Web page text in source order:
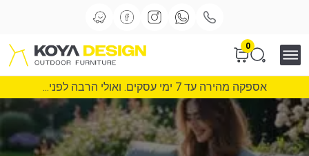
0
אספקה מהירה עד 7 ימי עסקים. ואולי הרבה לפני...